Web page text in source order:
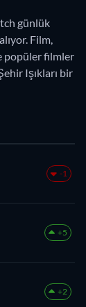
günlük
Film,
popüler filmler
Işıkları bir
-1
+5
+2